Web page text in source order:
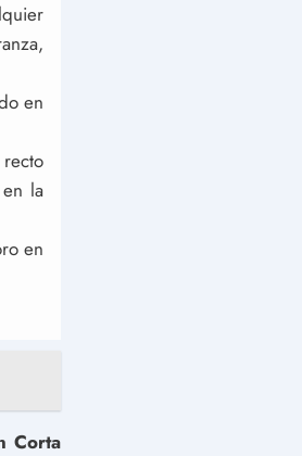
en
la
en
Corta